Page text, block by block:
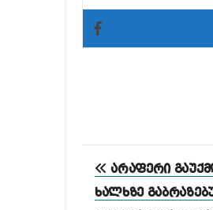
პოსტის
არაფერი
ხალხზე